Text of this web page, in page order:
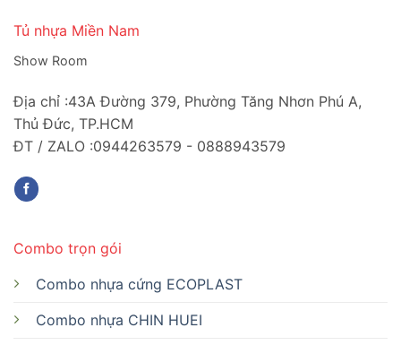
Tủ nhựa Miền Nam
Show Room
Địa chỉ :43A Đường 379, Phường Tăng Nhơn Phú A,
Thủ Đức, TP.HCM
ĐT / ZALO :0944263579 - 0888943579
Combo trọn gói
Combo nhựa cứng ECOPLAST
Combo nhựa CHIN HUEI